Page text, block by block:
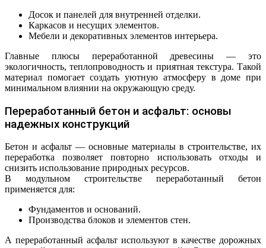
Досок и панелей для внутренней отделки.
Каркасов и несущих элементов.
Мебели и декоративных элементов интерьера.
Главные плюсы переработанной древесины — это
экологичность, теплопроводность и приятная текстура. Такой
материал помогает создать уютную атмосферу в доме при
минимальном влиянии на окружающую среду.
Переработанный бетон и асфальт: основы
надежных конструкций
Бетон и асфальт — основные материалы в строительстве, их
переработка позволяет повторно использовать отходы и
снизить использование природных ресурсов.
В модульном строительстве переработанный бетон
применяется для:
Фундаментов и оснований.
Производства блоков и элементов стен.
А переработанный асфальт используют в качестве дорожных